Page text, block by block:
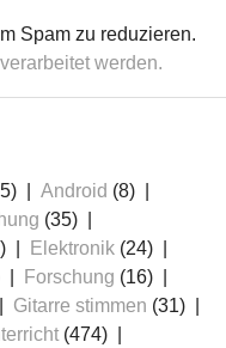
Spam zu reduzieren.
werden.
Android (8)
(35)
Elektronik (24)
Forschung (16)
Gitarre stimmen (31)
(474)